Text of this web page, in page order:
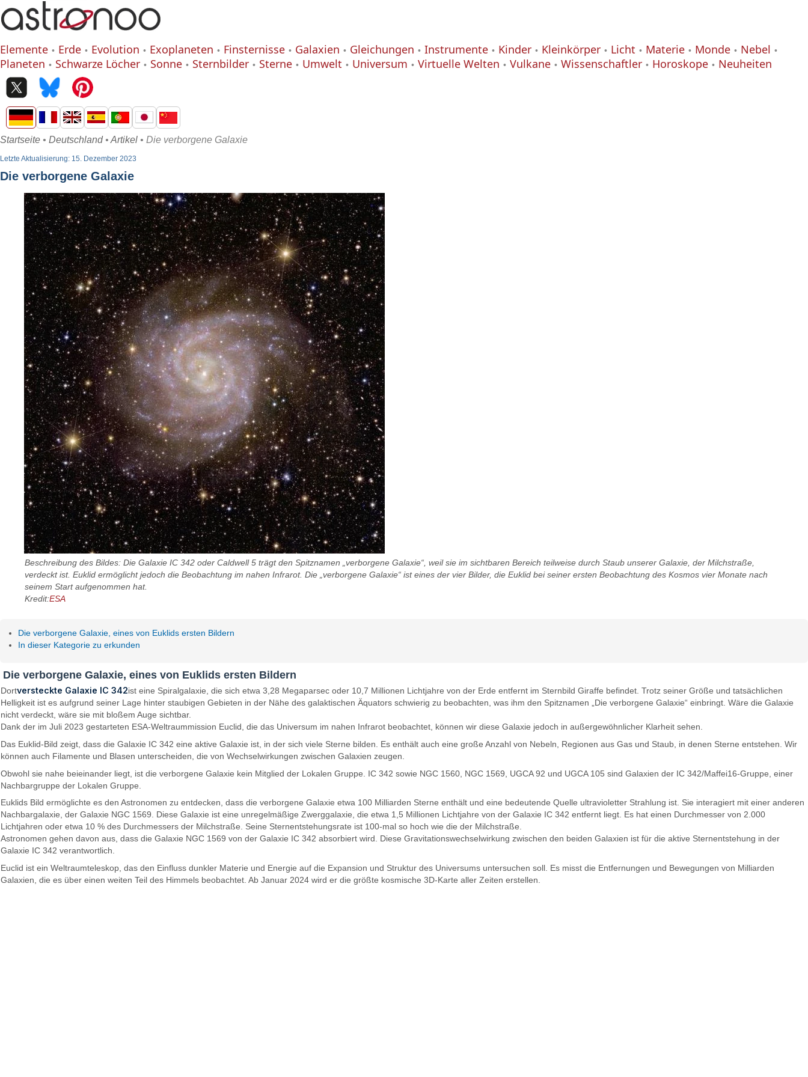
Elemente Erde Evolution Exoplaneten Finsternisse Galaxien Gleichungen Instrumente Kinder Kleinkörper Licht Materie Monde
Nebel
Planeten
Schwarze Löcher Sonne Sternbilder Sterne Umwelt Universum Virtuelle Welten Vulkane Wissenschaftler Horoskope Neuheiten
Startseite • Deutschland• Artikel • Die verborgene Galaxie
Letzte Aktualisierung: 15. Dezember 2023
Die verborgene Galaxie
Beschreibung des Bildes: Die Galaxie IC 342 oder Caldwell 5 trägt den Spitznamen „verborgene Galaxie“, weil sie im sichtbaren Bereich teilweise durch Staub unserer Galaxie, der Milchstraße,
verdeckt ist. Euklid ermöglicht jedoch die Beobachtung im nahen Infrarot. Die „verborgene Galaxie“ ist eines der vier Bilder, die Euklid bei seiner ersten Beobachtung des Kosmos vier Monate nach
seinem Start aufgenommen hat.
Kredit:ESA
Die verborgene Galaxie, eines von Euklids ersten Bildern
In dieser Kategorie zu erkunden
Die verborgene Galaxie, eines von Euklids ersten Bildern
Dortversteckte Galaxie IC 342ist eine Spiralgalaxie, die sich etwa 3,28 Megaparsec oder 10,7 Millionen Lichtjahre von der Erde entfernt im Sternbild Giraffe befindet. Trotz seiner Größe und tatsächlichen
Helligkeit ist es aufgrund seiner Lage hinter staubigen Gebieten in der Nähe des galaktischen Äquators schwierig zu beobachten, was ihm den Spitznamen „Die verborgene Galaxie“ einbringt. Wäre die Galaxie
nicht verdeckt, wäre sie mit bloßem Auge sichtbar.
Dank der im Juli 2023 gestarteten ESA-Weltraummission Euclid, die das Universum im nahen Infrarot beobachtet, können wir diese Galaxie jedoch in außergewöhnlicher Klarheit sehen.
Das Euklid-Bild zeigt, dass die Galaxie IC 342 eine aktive Galaxie ist, in der sich viele Sterne bilden. Es enthält auch eine große Anzahl von Nebeln, Regionen aus Gas und Staub, in denen Sterne entstehen. Wir
können auch Filamente und Blasen unterscheiden, die von Wechselwirkungen zwischen Galaxien zeugen.
Obwohl sie nahe beieinander liegt, ist die verborgene Galaxie kein Mitglied der Lokalen Gruppe. IC 342 sowie NGC 1560, NGC 1569, UGCA 92 und UGCA 105 sind Galaxien der IC 342/Maffei16-Gruppe, einer
Nachbargruppe der Lokalen Gruppe.
Euklids Bild ermöglichte es den Astronomen zu entdecken, dass die verborgene Galaxie etwa 100 Milliarden Sterne enthält und eine bedeutende Quelle ultravioletter Strahlung ist. Sie interagiert mit einer anderen
Nachbargalaxie, der Galaxie NGC 1569. Diese Galaxie ist eine unregelmäßige Zwerggalaxie, die etwa 1,5 Millionen Lichtjahre von der Galaxie IC 342 entfernt liegt. Es hat einen Durchmesser von 2.000
Lichtjahren oder etwa 10 % des Durchmessers der Milchstraße. Seine Sternentstehungsrate ist 100-mal so hoch wie die der Milchstraße.
Astronomen gehen davon aus, dass die Galaxie NGC 1569 von der Galaxie IC 342 absorbiert wird. Diese Gravitationswechselwirkung zwischen den beiden Galaxien ist für die aktive Sternentstehung in der
Galaxie IC 342 verantwortlich.
Euclid ist ein Weltraumteleskop, das den Einfluss dunkler Materie und Energie auf die Expansion und Struktur des Universums untersuchen soll. Es misst die Entfernungen und Bewegungen von Milliarden
Galaxien, die es über einen weiten Teil des Himmels beobachtet. Ab Januar 2024 wird er die größte kosmische 3D-Karte aller Zeiten erstellen.